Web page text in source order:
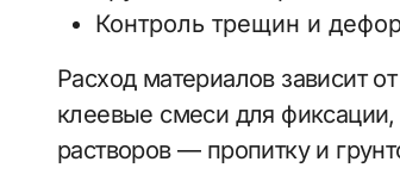
Контроль трещин и
Расход материалов зависит
клеевые смеси для
растворов — пропитку и